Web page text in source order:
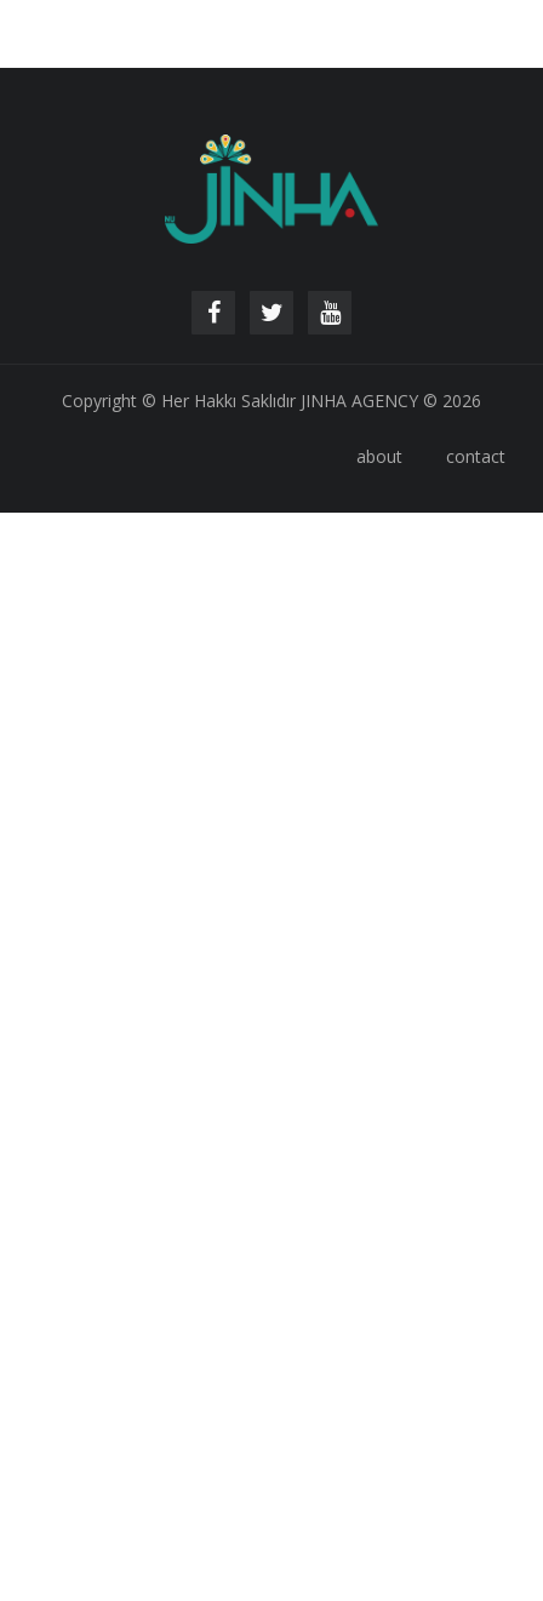
Copyright © Her Hakkı Saklıdır JINHA AGENCY © 2026
about contact